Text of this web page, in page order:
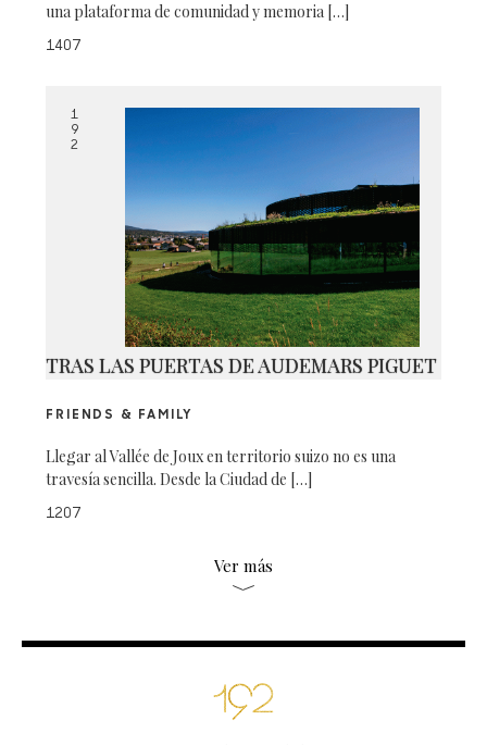
una plataforma de comunidad y memoria […]
1407
1
9
2
TRAS LAS PUERTAS DE AUDEMARS PIGUET
FRIENDS & FAMILY
Llegar al Vallée de Joux en territorio suizo no es una
travesía sencilla. Desde la Ciudad de […]
1207
Ver más